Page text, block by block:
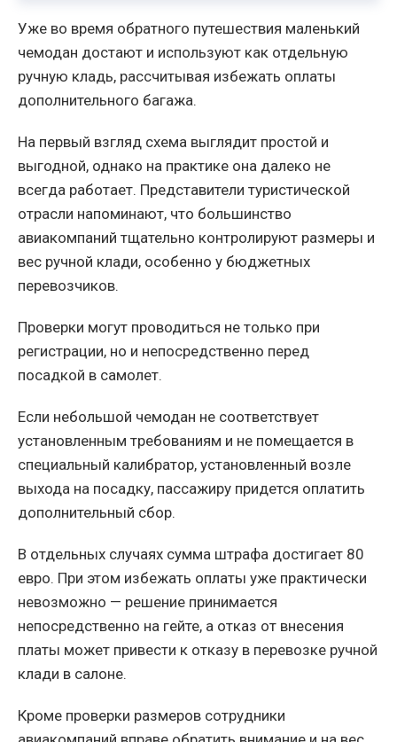
Уже во время обратного путешествия маленький
чемодан достают и используют как отдельную
ручную кладь, рассчитывая избежать оплаты
дополнительного багажа.
На первый взгляд схема выглядит простой и
выгодной, однако на практике она далеко не
всегда работает. Представители туристической
отрасли напоминают, что большинство
авиакомпаний тщательно контролируют размеры и
вес ручной клади, особенно у бюджетных
перевозчиков.
Проверки могут проводиться не только при
регистрации, но и непосредственно перед
посадкой в самолет.
Если небольшой чемодан не соответствует
установленным требованиям и не помещается в
специальный калибратор, установленный возле
выхода на посадку, пассажиру придется оплатить
дополнительный сбор.
В отдельных случаях сумма штрафа достигает 80
евро. При этом избежать оплаты уже практически
невозможно — решение принимается
непосредственно на гейте, а отказ от внесения
платы может привести к отказу в перевозке ручной
клади в салоне.
Кроме проверки размеров сотрудники